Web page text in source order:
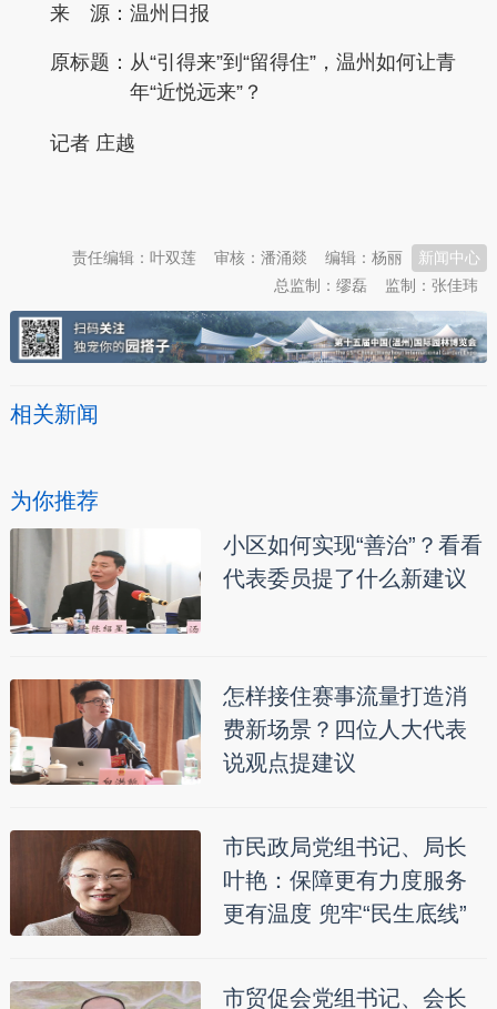
来 源：温州日报
原标题： 从“引得来”到“留得住”，温州如何让青
年“近悦远来”？
记者 庄越
新闻中心
编辑：杨丽
审核：潘涌燚
责任编辑：叶双莲
监制：张佳玮
总监制：缪磊
相关新闻
为你推荐
小区如何实现“善治”？看看
代表委员提了什么新建议
怎样接住赛事流量打造消
费新场景？四位人大代表
说观点提建议
市民政局党组书记、局长
叶艳：保障更有力度服务
更有温度 兜牢“民生底线”
市贸促会党组书记、会长